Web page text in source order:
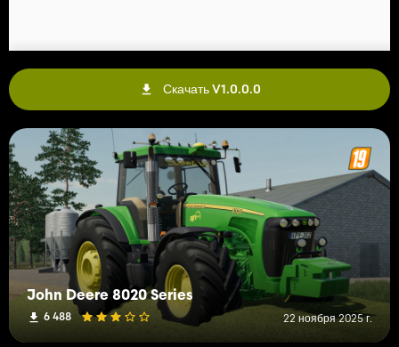
Скачать V1.0.0.0
John Deere 8020 Series
6 488 22 ноября 2025 г.